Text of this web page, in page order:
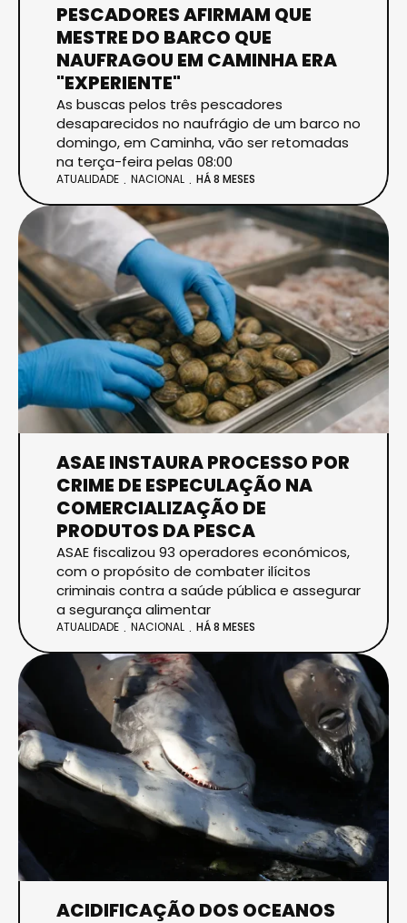
PESCADORES AFIRMAM QUE
MESTRE DO BARCO QUE
NAUFRAGOU EM CAMINHA ERA
"EXPERIENTE"
As buscas pelos três pescadores
desaparecidos no naufrágio de um barco no
domingo, em Caminha, vão ser retomadas
na terça-feira pelas 08:00
ATUALIDADE NACIONAL HÁ 8 MESES
ASAE INSTAURA PROCESSO POR
CRIME DE ESPECULAÇÃO NA
COMERCIALIZAÇÃO DE
PRODUTOS DA PESCA
ASAE fiscalizou 93 operadores económicos,
com o propósito de combater ilícitos
criminais contra a saúde pública e assegurar
a segurança alimentar
ATUALIDADE NACIONAL HÁ 8 MESES
ACIDIFICAÇÃO DOS OCEANOS